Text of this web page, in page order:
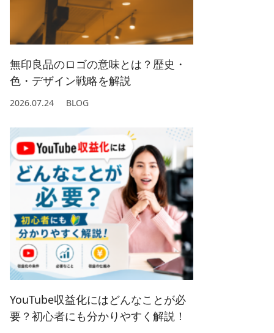
無印良品のロゴの意味とは？歴史・
色・デザイン戦略を解説
2026.07.24 BLOG
YouTube収益化にはどんなことが必
要？初心者にも分かりやすく解説！